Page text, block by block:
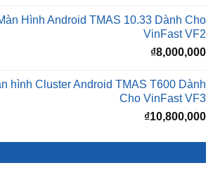
Hình Android TMAS 10.33 Dành Cho
VinFast VF2
₫8,000,000
hình Cluster Android TMAS T600 Dành
Cho VinFast VF3
₫10,800,000